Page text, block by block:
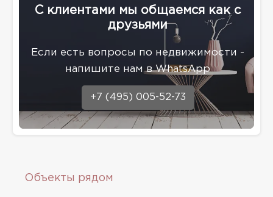
С клиентами мы общаемся как с
друзьями
Eсли есть вопросы по недвижимости -
напишите нам в WhatsApp
+7 (495) 005-52-73
Объекты рядом